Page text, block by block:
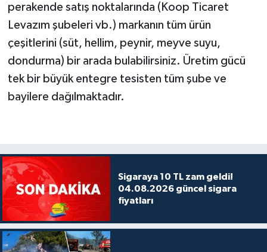
perakende satış noktalarında (Koop Ticaret
Levazım şubeleri vb.) markanın tüm ürün
çeşitlerini (süt, hellim, peynir, meyve suyu,
dondurma) bir arada bulabilirsiniz. Üretim gücü
tek bir büyük entegre tesisten tüm şube ve
bayilere dağılmaktadır.
Sigaraya 10 TL zam geldi!
04.08.2026 güncel sigara
fiyatları